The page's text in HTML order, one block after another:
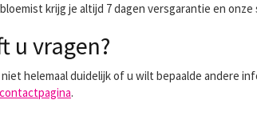
krijg je altijd 7 dagen versgarantie en
u vragen?
helemaal duidelijk of u wilt bepaalde andere
contactpagina.